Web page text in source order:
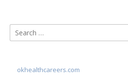
Search
for:
okhealthcareers.com